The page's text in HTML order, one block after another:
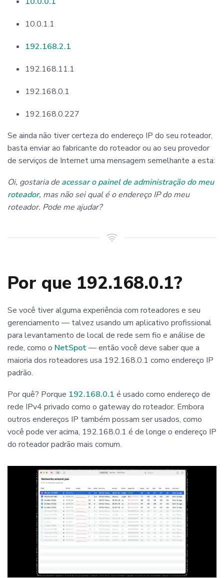
10.0.1.1
192.168.2.1
192.168.11.1
192.168.0.1
192.168.0.227
Se ainda não tiver certeza do endereço IP do seu roteador,
basta enviar ao fabricante do roteador ou ao seu provedor
de serviços de Internet uma mensagem semelhante a esta:
Oi, gostaria de acessar o painel de administração do meu
roteador, mas não sei qual é o endereço IP do meu
roteador. Pode me ajudar?
Por que 192.168.0.1?
Se você tiver alguma experiência com roteadores e seu
gerenciamento — talvez usando um aplicativo profissional
para levantamento de local de rede sem fio e análise de
rede, como o NetSpot— então você deve saber que a
maioria dos roteadores usa 192.168.0.1 como endereço IP
padrão.
Por quê? Porque 192.168.0.1 é usado como endereço de
rede IPv4 privado como o gateway do roteador. Embora
outros endereços IP também possam ser usados, como
você pode ver acima, 192.168.0.1 é de longe o endereço IP
do roteador padrão mais comum.